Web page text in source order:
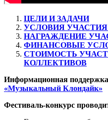
ЦЕЛИ И ЗАДАЧИ
УСЛОВИЯ
НАГРАЖДЕНИЕ
ФИНАНСОВЫЕ
СТОИМОСТЬ
КОЛЛЕКТИВОВ
Информационная
«Музыкальный Клондайк»
Фестиваль-конкурс